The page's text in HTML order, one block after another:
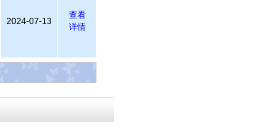
2024-07-13
查看
详情